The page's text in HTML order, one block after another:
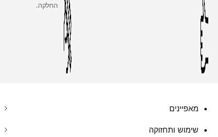
החלקה.
מאפיינים
שימוש ותחזוקה